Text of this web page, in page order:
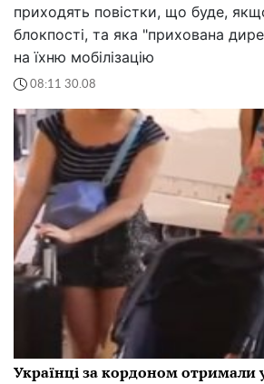
приходять повістки, що буде,
блокпості, та яка "прихована
на їхню мобілізацію
08:11 30.08
Українці за кордоном отримали